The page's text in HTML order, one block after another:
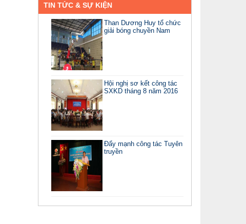
TIN TỨC & SỰ KIỆN
Than Dương Huy tổ chức
giải bóng chuyền Nam
Hội nghị sơ kết công tác
SXKD tháng 8 năm 2016
Đẩy mạnh công tác Tuyên
truyền